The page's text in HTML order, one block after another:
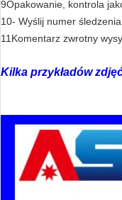
9Opakowanie, kontrola
10- Wyślij numer śledzenia.
11Komentarz zwrotny
Kilka przykładów